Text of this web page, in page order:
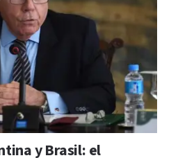
y Brasil: el